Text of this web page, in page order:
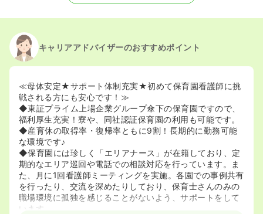
キャリアアドバイザーのおすすめポイント
≪母体安定★サポート体制充実★初めて保育園看護師に挑
戦される方にも安心です！≫
◆東証プライム上場企業グループ傘下の保育園ですので、
福利厚生充実！寮や、同社認証保育園の利用も可能です。
◆産育休の取得率・復帰率ともに9割！長期的に勤務可能
な環境です♪
◆保育園には珍しく「エリアナース」が在籍しており、定
期的なエリア巡回や電話での相談対応を行っています。ま
た、月に1回看護師ミーティングを実施。各園での事例共有
を行ったり、交流を深めたりしており、保育士さんのみの
職場環境に孤独を感じることがないよう、サポートをして
います。